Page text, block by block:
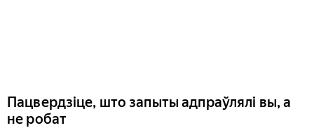
Пацвердзіце, што запыты адпраўлялі вы, а
не робат